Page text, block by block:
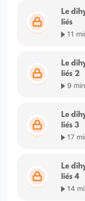
Le
liés
11
Le
liés 2
9 min
Le
liés 3
17
Le
liés 4
14